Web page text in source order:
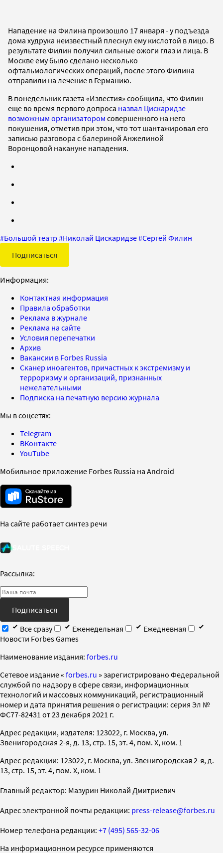
Нападение на Филина произошло 17 января - у подъезда
дома худрука неизвестный плеснул ему кислотой в лицо. В
результате Филин получил сильные ожоги глаз и лица. В
Москве ему было сделано несколько
офтальмологических операций, после этого Филина
отправили на лечение в Германию.
В понедельник газета «Известия» сообщила, что Филин
еще во время первого допроса назвал Цискаридзе
возможным организатором совершенного на него
покушения, отметив при этом, что тот шантажировал его
записью разговора с балериной Анжелиной
Воронцовой накануне нападения.
#Большой театр #Николай Цискаридзе#Сергей Филин
Подписаться
Информация:
Контактная информация
Правила обработки
Реклама в журнале
Реклама на сайте
Условия перепечатки
Архив
Вакансии в Forbes Russia
Сканер иноагентов, причастных к экстремизму и
терроризму и организаций, признанных
нежелательными
Подписка на печатную версию журнала
Мы в соцсетях:
Telegram
ВКонтакте
YouTube
Мобильное приложение Forbes Russia на Android
На сайте работает синтез речи
Рассылка:
Подписаться
Все сразу
Еженедельная
Ежедневная
Новости Forbes Games
Наименование издания: forbes.ru
Cетевое издание « forbes.ru » зарегистрировано Федеральной
службой по надзору в сфере связи, информационных
технологий и массовых коммуникаций, регистрационный
номер и дата принятия решения о регистрации: серия Эл №
ФС77-82431 от 23 декабря 2021 г.
Адрес редакции, издателя: 123022, г. Москва, ул.
Звенигородская 2-я, д. 13, стр. 15, эт. 4, пом. X, ком. 1
Адрес редакции: 123022, г. Москва, ул. Звенигородская 2-я, д.
13, стр. 15, эт. 4, пом. X, ком. 1
Главный редактор: Мазурин Николай Дмитриевич
Адрес электронной почты редакции: press-release@forbes.ru
Номер телефона редакции: +7 (495) 565-32-06
На информационном ресурсе применяются